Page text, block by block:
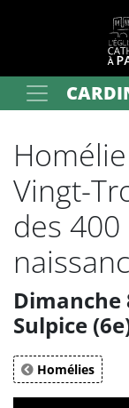
Votre recherche
Vingt-
des
Dimanche
Sulpice
Homélies
Panneau de